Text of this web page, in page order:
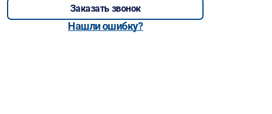
Заказать звонок
Нашли ошибку?